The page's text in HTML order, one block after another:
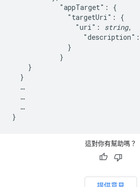
            "appTarget": {
              "targetUri": {
                "uri":
string,
                  "description":
              }
            }
    }
  }
  …
  …
  …
這對你有幫助嗎？